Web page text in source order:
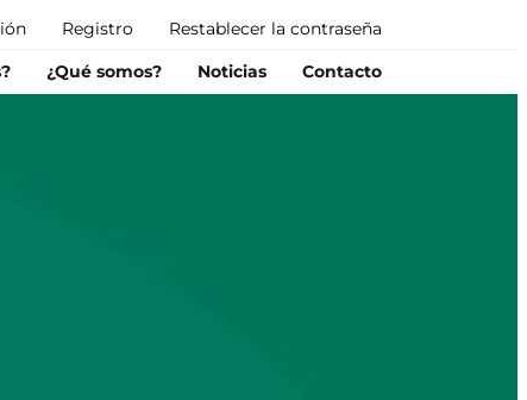
Registro Restablecer la contraseña
¿Qué somos? Noticias Contacto